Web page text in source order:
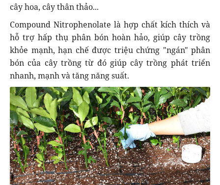
cây hoa, cây thân thảo...
Compound Nitrophenolate là hợp chất kích thích và
hỗ trợ hấp thụ phân bón hoàn hảo, giúp cây trồng
khỏe mạnh, hạn chế được triệu chứng "ngán" phân
bón của cây trồng từ đó giúp cây trồng phát triển
nhanh, mạnh và tăng năng suất.